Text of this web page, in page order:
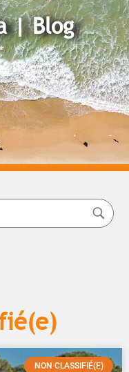
| Blog
NON CLASSIFIÉ(E)